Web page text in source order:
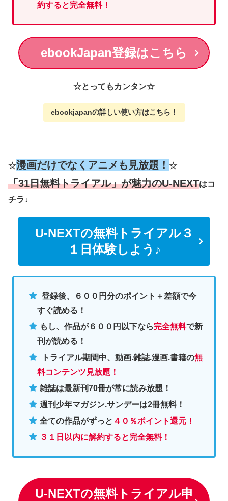
約すると完全無料！
ebookJapan登録はこちら
☆とってもカンタン☆
ebookjapanの詳しい使い方はこちら ！
☆漫画だけでなくアニメも見放題！ ☆
「31日無料トライアル」が魅力のU-NEXTはコ
チラ↓
U-NEXTの無料トライアル３
１日体験しよう♪
登録後、６００円分のポイント＋差額で今
すぐ読める！
もし、作品が６００円以下なら完全無料で新
刊が読める！
トライアル期間中、動画.雑誌.漫画.書籍の無
料コンテンツ見放題！
雑誌は最新刊70冊が常に読み放題！
週刊少年マガジン.サンデーは2冊無料！
全ての作品がずっと ４０％ポイント還元！
３１日以内に解約すると完全無料！
U-NEXTの無料トライアル申